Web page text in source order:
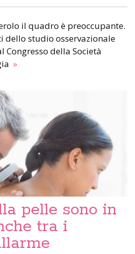
il quadro è preoccupante.
studio osservazionale
Congresso della Società
»
pelle sono in
tra i